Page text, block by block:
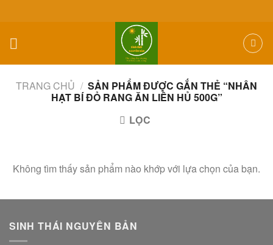
content
TRANG CHỦ / SẢN PHẨM ĐƯỢC GẮN THẺ “NHÂN
HẠT BÍ ĐỎ RANG ĂN LIỀN HỦ 500G”
LỌC
Không tìm thấy sản phẩm nào khớp với lựa chọn của bạn.
SINH THÁI NGUYÊN BẢN